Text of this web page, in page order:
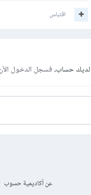
اقتباس
لديك حساب،فسجل الدخول
عن أكاديمية حسوب